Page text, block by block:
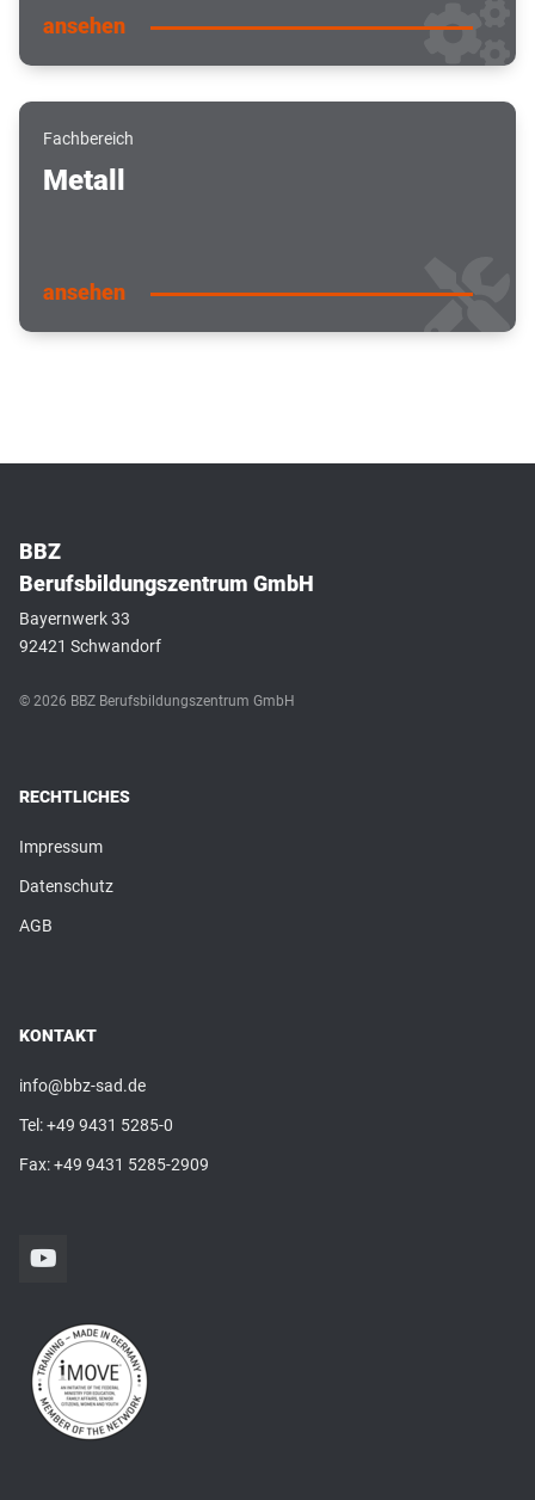
ansehen
Fachbereich
Metall
ansehen
BBZ
Berufsbildungszentrum GmbH
Bayernwerk 33
92421 Schwandorf
© 2026 BBZ Berufsbildungszentrum GmbH
RECHTLICHES
Impressum
Datenschutz
AGB
KONTAKT
info@bbz-sad.de
Tel:+49 9431 5285-0
Fax: +49 9431 5285-2909